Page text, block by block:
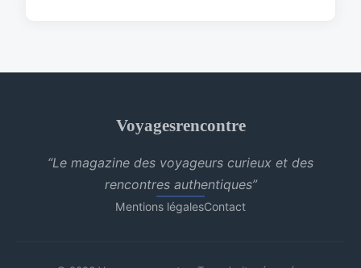
Voyagesrencontre
“Le magazine des voyageurs curieux et des
rencontres authentiques”
Mentions légalesContact